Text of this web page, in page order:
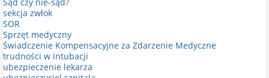
sekcja zwłok
SOR
Sprzęt medyczny
Świadczenie Kompensacyjne za Zdarzenie Medyczne
trudności w intubacji
ubezpieczenie lekarza